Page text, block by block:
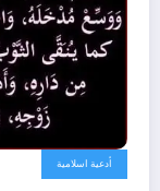
أدعية اسلامية